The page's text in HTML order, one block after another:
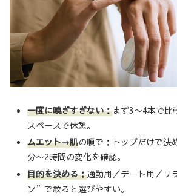
一度に嗅ぎすぎない：まず3〜4本で比
スペースで休憩。
ムエット→肌の順で：トップだけで決
分〜2時間の変化を確認。
目的を決める：通勤用／デート用／リ
ン”で絞ると選びやすい。